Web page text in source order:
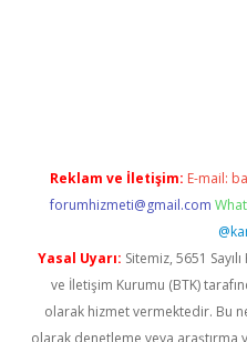
Reklam ve İletişim: E-mail:
forumhizmeti@gmail.com
Yasal Uyarı: Sitemiz, 5651
ve İletişim Kurumu (BTK)
olarak hizmet vermektedir. Bu
olarak denetleme veya araştırma